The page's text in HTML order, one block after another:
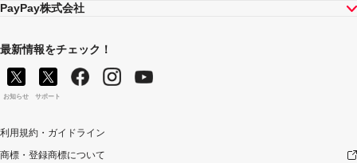
PayPay株式会社
最新情報をチェック！
お知らせ サポート
利用規約・ガイドライン
商標・登録商標について